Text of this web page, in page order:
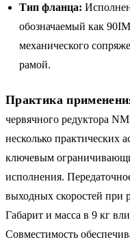
Тип фланца:
обозначаемый как
механического
рамой.
Практика
червячного редуктора
несколько практических
ключевым
исполнения.
выходных скоростей при
Габарит и масса в 9 кг
Совместимость